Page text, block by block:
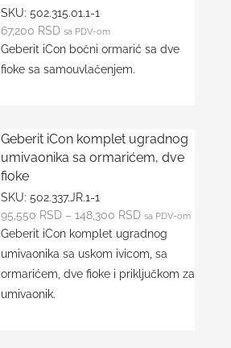
SKU: 502.315.01.1-1
67,200 RSD sa PDV-om
Geberit iCon bočni ormarić sa dve
fioke sa samouvlačenjem.
Geberit iCon komplet ugradnog
umivaonika sa ormarićem, dve
fioke
SKU: 502.337.JR.1-1
95,550 RSD– 148,300 RSD sa PDV-om
Geberit iCon komplet ugradnog
umivaonika sa uskom ivicom, sa
ormarićem, dve fioke i priključkom za
umivaonik.